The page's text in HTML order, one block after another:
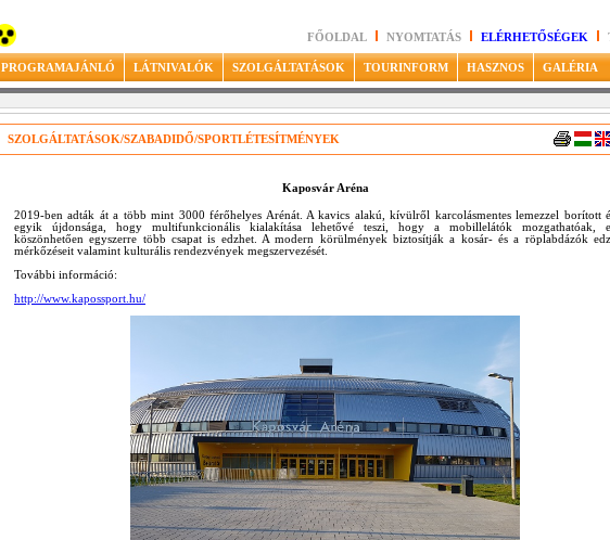
FŐOLDAL NYOMTATÁS ELÉRHETŐSÉGEK
PROGRAMAJÁNLÓ LÁTNIVALÓK SZOLGÁLTATÁSOK TOURINFORM HASZNOS GALÉRIA
SZOLGÁLTATÁSOK/SZABADIDŐ/SPORTLÉTESÍTMÉNYEK
Kaposvár Aréna
2019-ben adták át a több mint 3000 férőhelyes Arénát. A kavics alakú, kívülről karcolásmentes lemezzel borított
egyik újdonsága, hogy multifunkcionális kialakítása lehetővé teszi, hogy a mobillelátók mozgathatóak,
köszönhetően egyszerre több csapat is edzhet. A modern körülmények biztosítják a kosár- és a röplabdázók
mérkőzéseit valamint kulturális rendezvények megszervezését.
További információ:
http://www.kapossport.hu/